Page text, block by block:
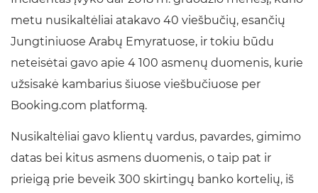
metu nusikaltėliai atakavo 40 viešbučių, esančių
Jungtiniuose Arabų Emyratuose, ir tokiu būdu
neteisėtai gavo apie 4 100 asmenų duomenis, kurie
užsisakė kambarius šiuose viešbučiuose per
Booking.com platformą.
Nusikaltėliai gavo klientų vardus, pavardes, gimimo
datas bei kitus asmens duomenis, o taip pat ir
prieigą prie beveik 300 skirtingų banko kortelių, iš